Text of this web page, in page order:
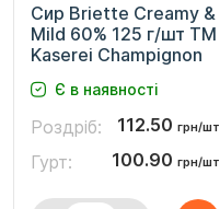
Сир Briette Creamy &
Mild 60% 125 г/шт ТМ
Kaserei Champignon
Є в наявності
Роздріб: 112.50 грн/шт
Гурт: 100.90 грн/шт